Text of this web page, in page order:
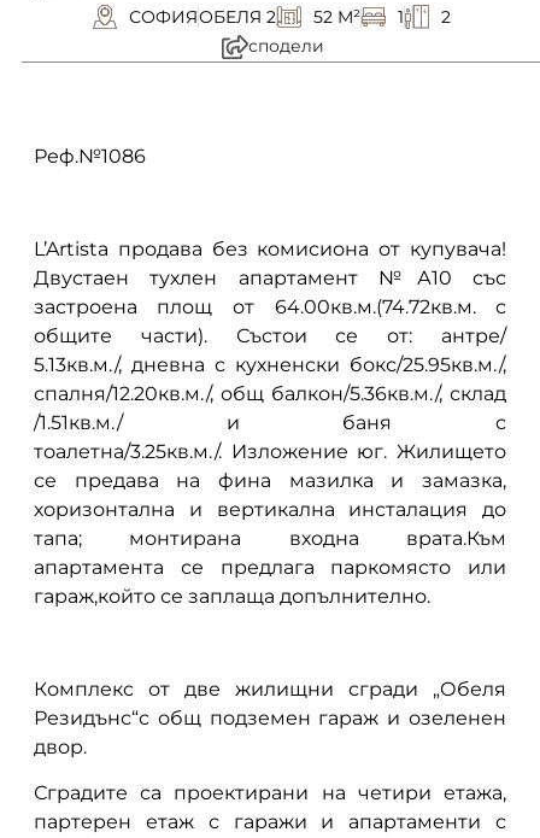
СОФИЯОБЕЛЯ 2 52 M² 1
2
сподели
Реф.№1086
L’Artista продава без комисиона от купувача!
Двустаен тухлен апартамент №А10 със
застроена площ от 64.00кв.м.(74.72кв.м. с
общите части). Състои се от: антре/
5.13кв.м./, дневна с кухненски бокс/25.95кв.м./,
спалня/12.20кв.м./, общ балкон/5.36кв.м./, склад
/1.51кв.м./ и баня с
тоалетна/3.25кв.м./. Изложение юг. Жилището
се предава на фина мазилка и замазка,
хоризонтална и вертикална инсталация до
тапа; монтирана входна врата.Към
апартамента се предлага паркомясто или
гараж,който се заплаща допълнително.
Комплекс от две жилищни сгради „Обеля
Резидънс“с общ подземен гараж и озеленен
двор.
Сградите са проектирани на четири етажа,
партерен етаж с гаражи и апартаменти с